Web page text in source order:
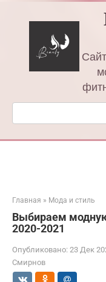
Поиск:
Главная » Мода и стиль
Выбираем
2020-2021
Опубликовано: 23 Дек
Смирнов